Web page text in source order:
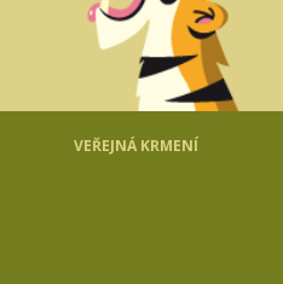
VEŘEJNÁ KRMENÍ